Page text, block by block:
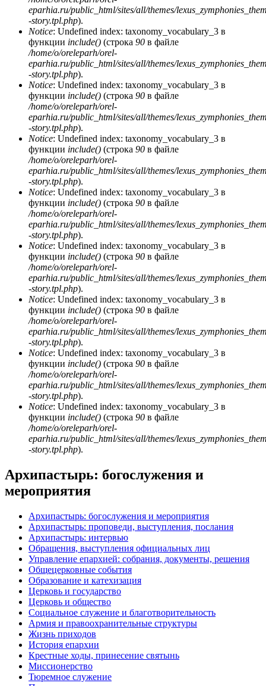
eparhia.ru/public_html/sites/all/themes/
-story.tpl.php).
Notice: Undefined index: taxonomy_vocabulary_3 в
функции include() (строка 90 в файле
/home/o/oreleparh/orel-
eparhia.ru/public_html/sites/all/themes/
-story.tpl.php).
Notice: Undefined index: taxonomy_vocabulary_3 в
функции include() (строка 90 в файле
/home/o/oreleparh/orel-
eparhia.ru/public_html/sites/all/themes/
-story.tpl.php).
Notice: Undefined index: taxonomy_vocabulary_3 в
функции include() (строка 90 в файле
/home/o/oreleparh/orel-
eparhia.ru/public_html/sites/all/themes/
-story.tpl.php).
Notice: Undefined index: taxonomy_vocabulary_3 в
функции include() (строка 90 в файле
/home/o/oreleparh/orel-
eparhia.ru/public_html/sites/all/themes/
-story.tpl.php).
Notice: Undefined index: taxonomy_vocabulary_3 в
функции include() (строка 90 в файле
/home/o/oreleparh/orel-
eparhia.ru/public_html/sites/all/themes/
-story.tpl.php).
Notice: Undefined index: taxonomy_vocabulary_3 в
функции include() (строка 90 в файле
/home/o/oreleparh/orel-
eparhia.ru/public_html/sites/all/themes/
-story.tpl.php).
Notice: Undefined index: taxonomy_vocabulary_3 в
функции include() (строка 90 в файле
/home/o/oreleparh/orel-
eparhia.ru/public_html/sites/all/themes/
-story.tpl.php).
Notice: Undefined index: taxonomy_vocabulary_3 в
функции include() (строка 90 в файле
/home/o/oreleparh/orel-
eparhia.ru/public_html/sites/all/themes/
-story.tpl.php).
Архипастырь: богослужения и
мероприятия
Архипастырь: богослужения и мероприятия
Архипастырь: проповеди, выступления, послания
Архипастырь: интервью
Обращения, выступления официальных лиц
Управление епархией: собрания, документы, решения
Общецерковные события
Образование и катехизация
Церковь и государство
Церковь и общество
Социальное служение и благотворительность
Армия и правоохранительные структуры
Жизнь приходов
История епархии
Крестные ходы, принесение святынь
Миссионерство
Тюремное служение